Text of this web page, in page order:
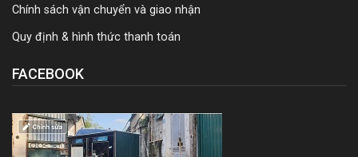
Chính sách vận chuyển và giao nhận
Quy định & hình thức thanh toán
FACEBOOK